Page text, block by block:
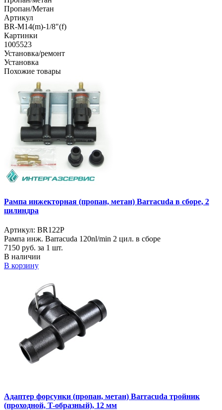
Пропан/Метан
Артикул
BR-М14(m)-1/8"(f)
Картинки
1005523
Установка/ремонт
Установка
Похожие товары
Рампа инжекторная (пропан, метан) Barracuda в сборе, 2
цилиндра
Артикул: BR122P
Рампа инж. Barracuda 120nl/min 2 цил. в сборе
7150 руб. за 1 шт.
В наличии
В корзину
Адаптер форсунки (пропан, метан) Barracuda тройник
(проходной, T-образный), 12 мм